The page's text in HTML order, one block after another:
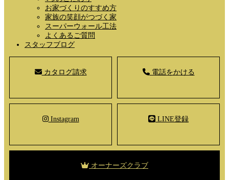
お家づくりのすすめ方
家族の笑顔がつづく家
スーパーウォール工法
よくあるご質問
スタッフブログ
カタログ請求 電話をかける
Instagram LINE登録
オーナーズクラブ